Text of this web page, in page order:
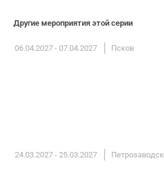
Другие мероприятия этой серии
06.04.2027 - 07.04.2027 Псков
24.03.2027 - 25.03.2027 Петрозаводск